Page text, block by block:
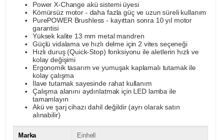
Power X-Change akü sistemi üyesi
Kömürsüz motor - daha fazla güç ve uzun süreli kullanım
PurePOWER Brushless - kayıttan sonra 10 yıl motor
garantisi
Yüksek kalite 13 mm metal mandren
Güçlü vidalama ve hızlı delme için 2 vites seçeneği
Hızlı duruş (Quick-Stop) fonksiyonu ile aletlerin hızlı ve
kolay değişimi
Ergonomik tasarım ve yumuşak kaplamalı tutamak ile
kolay çalışma
İlave tutamak sayesinde rahat kullanım
Çalışma alanını aydınlatmak için LED lamba ile
tamamlayın
Akü ve şarj cihazı dahil değildir (ayrı olarak satın
alınabilir)
Marka Einhell